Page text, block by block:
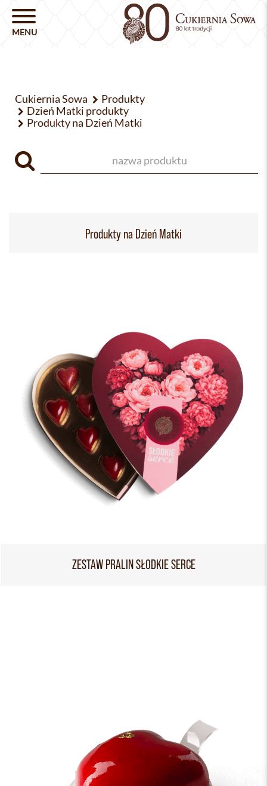
Cukiernia Sowa
Produkty
Dzień Matki produkty
Produkty na Dzień Matki
Produkty na Dzień Matki
ZESTAW PRALIN SŁODKIE SERCE